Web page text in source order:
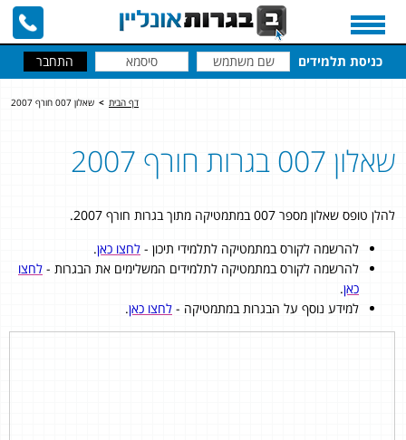
כניסת תלמידים
דף הבית > שאלון 007 חורף 2007
שאלון 007 בגרות חורף 2007
להלן טופס שאלון מספר 007 במתמטיקה מתוך בגרות חורף 2007.
להרשמה לקורס במתמטיקה לתלמידי תיכון - לחצו כאן.
להרשמה לקורס במתמטיקה לתלמידים המשלימים את הבגרות - לחצו
כאן.
למידע נוסף על הבגרות במתמטיקה - לחצו כאן.